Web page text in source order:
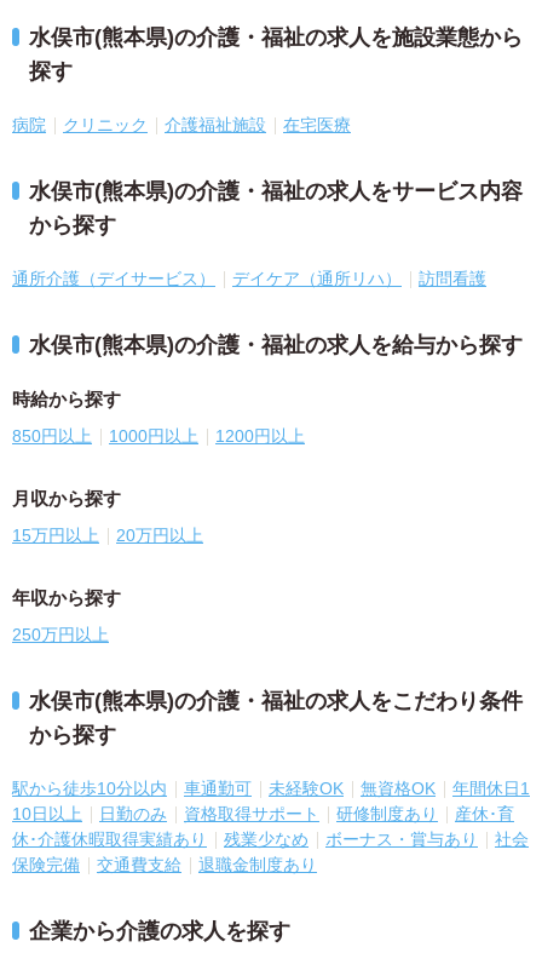
水俣市(熊本県)の介護・福祉の求人を施設業態から
探す
病院 クリニック 介護福祉施設 在宅医療
水俣市(熊本県)の介護・福祉の求人をサービス内容
から探す
通所介護（デイサービス） デイケア（通所リハ） 訪問看護
水俣市(熊本県)の介護・福祉の求人を給与から探す
時給から探す
850円以上 1000円以上 1200円以上
月収から探す
15万円以上 20万円以上
年収から探す
250万円以上
水俣市(熊本県)の介護・福祉の求人をこだわり条件
から探す
駅から徒歩10分以内 車通勤可 未経験OK 無資格OK
年間休日1
10日以上
日勤のみ 資格取得サポート 研修制度あり
産休･育
休･介護休暇取得実績あり
残業少なめ ボーナス・賞与あり
社会
保険完備
交通費支給 退職金制度あり
企業から介護の求人を探す